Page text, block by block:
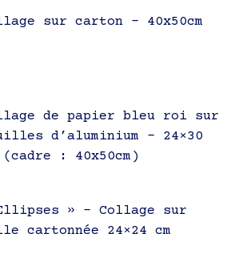
sur carton – 40x50cm
de papier bleu roi sur
d’aluminium – 24×30
(cadre : 40x50cm)
» – Collage sur
cartonnée 24×24 cm